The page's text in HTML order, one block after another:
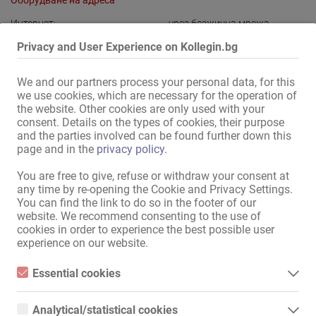
Privacy and User Experience on Kollegin.bg
We and our partners process your personal data, for this
we use cookies, which are necessary for the operation of
the website. Other cookies are only used with your
consent. Details on the types of cookies, their purpose
and the parties involved can be found further down this
page and in the privacy policy.
You are free to give, refuse or withdraw your consent at
any time by re-opening the Cookie and Privacy Settings.
You can find the link to do so in the footer of our
website. We recommend consenting to the use of
cookies in order to experience the best possible user
experience on our website.
Essential cookies
Essential cookies are all cookies necessary for the operation of
function properly without these cookies.
Analytical/statistical cookies
Интернет:
чрез безжична мрежа
в дома:
Съблекалня за дамите с
душове,Общо помещение с
шкафчета за ценни предмети
заключващи се шкафове
допълнителна тоалетна за
гости,Пералня, Сушилня
Зона за гости:
Джакузи,Сауна,Парна баня
Бар
Ресторант , Еротично
кино,Стая за масажи
Тематична стая
Паркинг за гостите:
Паркиране: